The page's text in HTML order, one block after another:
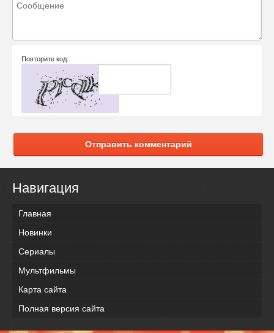
Повторите код:
Отправить комментарий
Навигация
Главная
Новинки
Сериалы
Мультфильмы
Карта сайта
Полная версия сайта